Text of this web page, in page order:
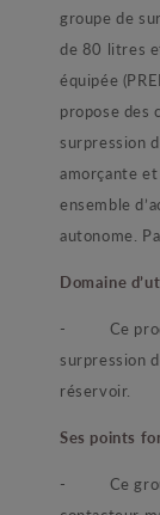
groupe de
de 80 litres
équipée
propose des
surpression
amorçante
ensemble
autonome.
Domaine
- Ce
surpression
réservoir.
Ses points
- Ce